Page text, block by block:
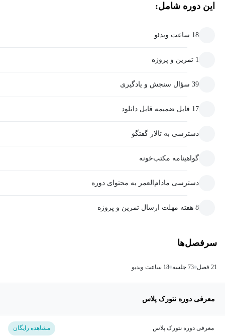
این دوره شامل:
18 ساعت ویدئو
1 تمرین و پروژه
39 سؤال سنجش و یادگیری
17 فایل ضمیمه قابل دانلود
دسترسی به تالار گفتگو
گواهینامه مکتب‌خونه
دسترسی مادام‌العمر به محتوای دوره
8 هفته مهلت ارسال تمرین و پروژه
سرفصل‌ها
21 فصل 73 جلسه 18 ساعت ویدیو
معرفی دوره نتورک پلاس
معرفی دوره نتورک پلاس مشاهده رایگان